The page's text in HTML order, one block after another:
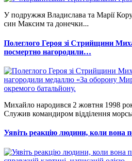
У подружжя Владислава та Марії
син Максим та донечки...
Полеглого Героя зі Стрийщини
посмертно нагородили…
Михайло народився 2 жовтня 1998
Служив командиром відділення
Уявіть реакцію людини, коли